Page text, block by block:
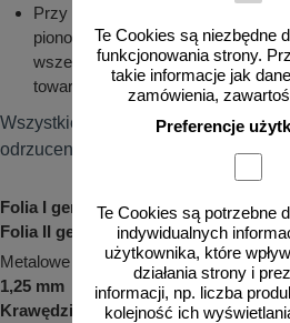
Te Cookies są niezbędne
funkcjonowania strony.
takie informacje jak
zamówienia,
Preferencje
Te Cookies są potrzebne
indywidualnych
użytkownika, które
działania strony i
informacji, np. liczba
kolejność ich
Przy rozładunku i
pionowego należy zachować
wszelkiego rodzaju zarysowania
towaru.
Wszystkie odstępstwa od niniejszej
odrzucenie reklamacji.
Folia I generacji (typ I) - 7 lat
Folia II generacji (typ II) - 10 lat
Metalowe znaki drogowe są
1,25 mm
Krawędzie
są odpowiednio zagięte, a